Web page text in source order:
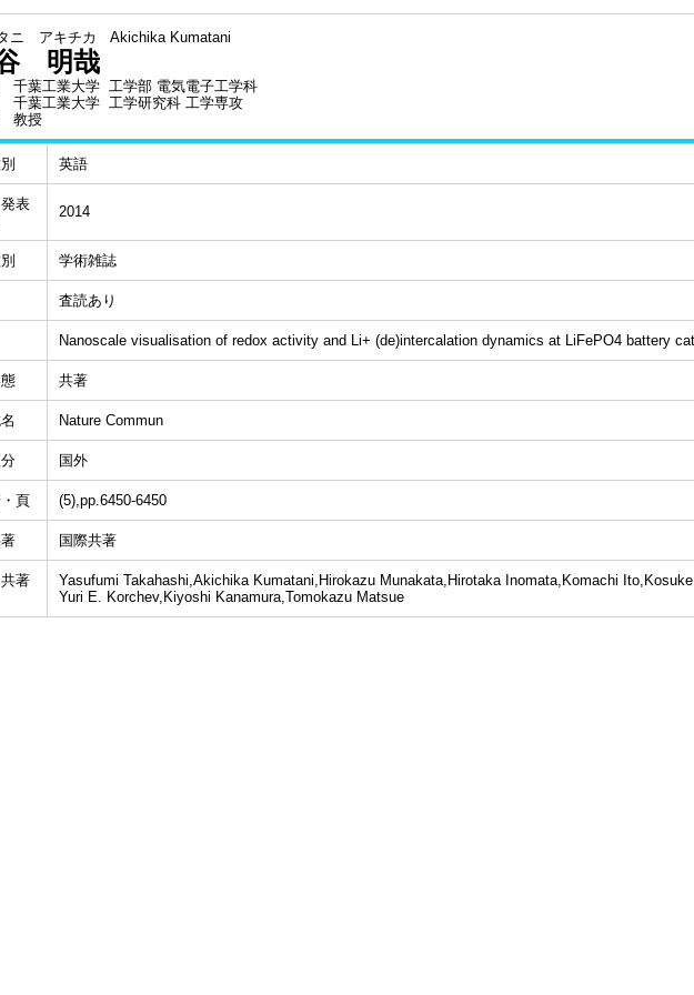
ニ アキチカ Akichika Kumatani
明哉
千葉工業大学 工学部 電気電子工学科
千葉工業大学 工学研究科 工学専攻
教授
英語
表
2014
学術雑誌
査読あり
Nanoscale visualisation of redox activity and Li+ (de)intercalation dynamics at LiFePO4 battery
共著
Nature Commun
国外
頁 (5),pp.6450-6450
国際共著
著
Yasufumi Takahashi,Akichika Kumatani,Hirokazu Munakata,Hirotaka Inomata,Komachi
Yuri E. Korchev,Kiyoshi Kanamura,Tomokazu Matsue